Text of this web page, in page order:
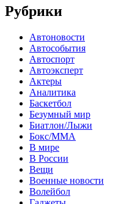
Рубрики
Автоновости
Автособытия
Автоспорт
Автоэксперт
Актеры
Аналитика
Баскетбол
Безумный мир
Биатлон/Лыжи
Бокс/MMA
В мире
В России
Вещи
Военные новости
Волейбол